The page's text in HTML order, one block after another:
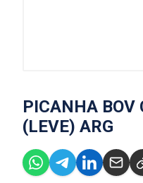
PICANHA BOV
(LEVE) ARG